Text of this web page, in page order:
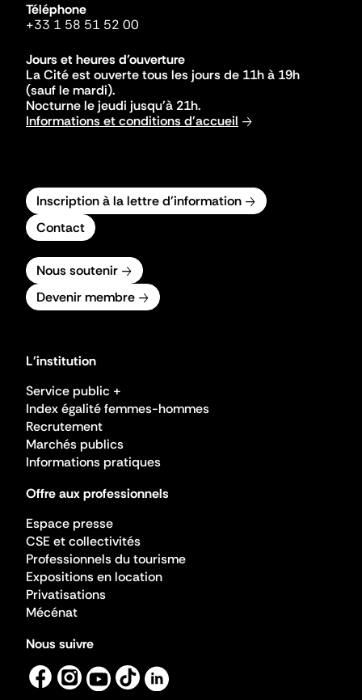
Téléphone
+33 1 58 51 52 00
Jours et heures d'ouverture
La Cité est ouverte tous les jours de 11h à 19h
(sauf le mardi).
Nocturne le jeudi jusqu'à 21h.
Informations et conditions d'accueil
Inscription à la lettre d'information
Contact
Nous soutenir
Devenir membre
L'institution
Service public +
Index égalité femmes-hommes
Recrutement
Marchés publics
Informations pratiques
Offre aux professionnels
Espace presse
CSE et collectivités
Professionnels du tourisme
Expositions en location
Privatisations
Mécénat
Nous suivre